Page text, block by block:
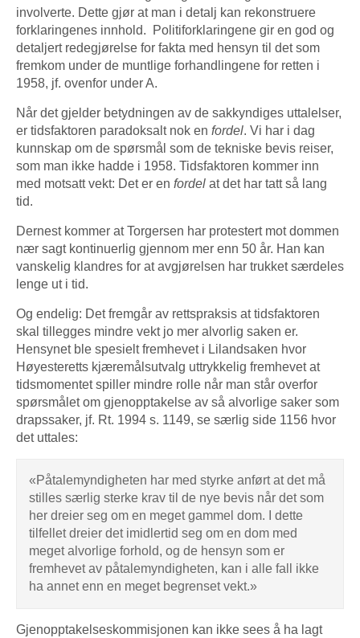
involverte. Dette gjør at man i detalj kan rekonstruere
forklaringenes innhold. Politiforklaringene gir en god og
detaljert redegjørelse for fakta med hensyn til det som
fremkom under de muntlige forhandlingene for retten i
1958, jf. ovenfor under A.
Når det gjelder betydningen av de sakkyndiges uttalelser,
er tidsfaktoren paradoksalt nok en fordel. Vi har i dag
kunnskap om de spørsmål som de tekniske bevis reiser,
som man ikke hadde i 1958. Tidsfaktoren kommer inn
med motsatt vekt: Det er en fordel at det har tatt så lang
tid.
Dernest kommer at Torgersen har protestert mot dommen
nær sagt kontinuerlig gjennom mer enn 50 år. Han kan
vanskelig klandres for at avgjørelsen har trukket særdeles
lenge ut i tid.
Og endelig: Det fremgår av rettspraksis at tidsfaktoren
skal tillegges mindre vekt jo mer alvorlig saken er.
Hensynet ble spesielt fremhevet i Lilandsaken hvor
Høyesteretts kjæremålsutvalg uttrykkelig fremhevet at
tidsmomentet spiller mindre rolle når man står overfor
spørsmålet om gjenopptakelse av så alvorlige saker som
drapssaker, jf. Rt. 1994 s. 1149, se særlig side 1156 hvor
det uttales:
«Påtalemyndigheten har med styrke anført at det må
stilles særlig sterke krav til de nye bevis når det som
her dreier seg om en meget gammel dom. I dette
tilfellet dreier det imidlertid seg om en dom med
meget alvorlige forhold, og de hensyn som er
fremhevet av påtalemyndigheten, kan i alle fall ikke
ha annet enn en meget begrenset vekt.»
Gjenopptakelseskommisjonen kan ikke sees å ha lagt